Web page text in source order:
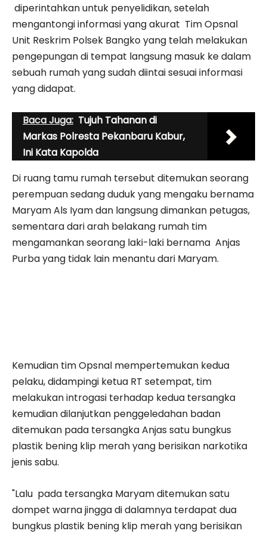
diperintahkan untuk penyelidikan, setelah
mengantongi informasi yang akurat Tim Opsnal
Unit Reskrim Polsek Bangko yang telah melakukan
pengepungan di tempat langsung masuk ke dalam
sebuah rumah yang sudah diintai sesuai informasi
yang didapat.
Baca Juga: Tujuh Tahanan di
Markas Polresta Pekanbaru Kabur,
Ini Kata Kapolda
Di ruang tamu rumah tersebut ditemukan seorang
perempuan sedang duduk yang mengaku bernama
Maryam Als Iyam dan langsung dimankan petugas,
sementara dari arah belakang rumah tim
mengamankan seorang laki-laki bernama Anjas
Purba yang tidak lain menantu dari Maryam.
Kemudian tim Opsnal mempertemukan kedua
pelaku, didampingi ketua RT setempat, tim
melakukan introgasi terhadap kedua tersangka
kemudian dilanjutkan penggeledahan badan
ditemukan pada tersangka Anjas satu bungkus
plastik bening klip merah yang berisikan narkotika
jenis sabu.
"Lalu pada tersangka Maryam ditemukan satu
dompet warna jingga di dalamnya terdapat dua
bungkus plastik bening klip merah yang berisikan